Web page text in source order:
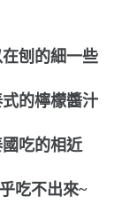
刨的細一些
的檸檬醬汁
吃的相近
吃不出來~